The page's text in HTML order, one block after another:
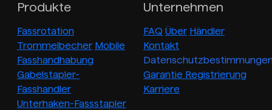
Produkte
Fassrotation
Trommelbecher Mobile
Fasshandhabung
Gabelstapler-
Fasshandler
Unterhaken-Fassstapler
Unternehmen
FAQ Über Händler
Kontakt
Garantie Registrierung
Karriere